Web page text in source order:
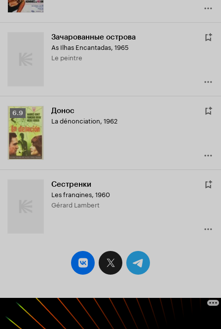
Зачарованные острова
As Ilhas Encantadas, 1965
Le peintre
Рейтинг
Кинопоиска
6.9
6.9 Донос
La dénonciation, 1962
Сестренки
Les frangines, 1960
Gérard Lambert